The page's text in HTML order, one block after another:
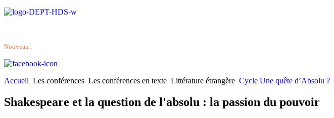
Nouveau :
Accueil Les conférences Les conférences en texte Littérature étrangère Cycle Une quête d’Absolu ?
Shakespeare et la question de l'absolu : la passion du pouvoir